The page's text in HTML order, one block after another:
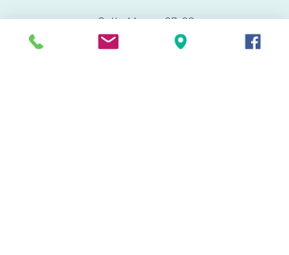
Calle Mayor 27-29
Vinaroz, Castellón (España)